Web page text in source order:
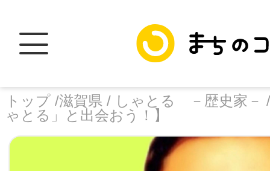
トップ /滋賀県 / しゃとる －歴史家－
ゃとる」と出会おう！】
facebook トップ